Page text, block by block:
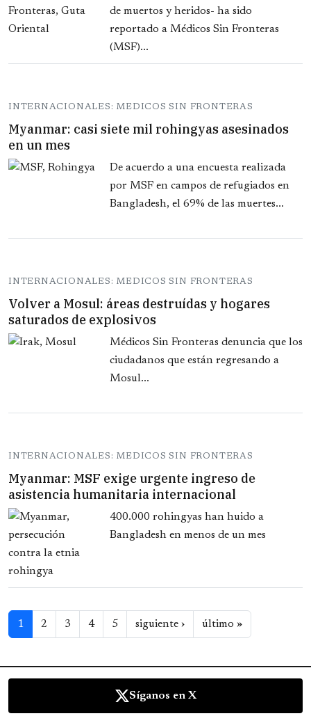
de muertos y heridos- ha sido
reportado a Médicos Sin Fronteras
(MSF)...
INTERNACIONALES: MEDICOS SIN FRONTERAS
Myanmar: casi siete mil rohingyas asesinados
en un mes
De acuerdo a una encuesta realizada
por MSF en campos de refugiados en
Bangladesh, el 69% de las muertes...
INTERNACIONALES: MEDICOS SIN FRONTERAS
Volver a Mosul: áreas destruídas y hogares
saturados de explosivos
Médicos Sin Fronteras denuncia que los
ciudadanos que están regresando a
Mosul...
INTERNACIONALES: MEDICOS SIN FRONTERAS
Myanmar: MSF exige urgente ingreso de
asistencia humanitaria internacional
400.000 rohingyas han huido a
Bangladesh en menos de un mes
Paginación
1 2 3 4 5 siguiente ›Siguiente página
último »Última página
Síganos en X